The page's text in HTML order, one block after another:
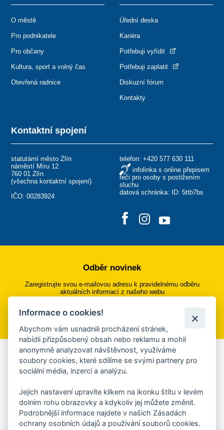
Kontaktní spojení
statutární město Zlín
náměstí Míru 12
760 01 Zlín
(všechna kontaktní spojení)
IČO: 00283924
telefon: +420 577 630 111
infolinka s online přepisem
řeči pro osoby s postižením
sluchu
datová schránka: ID: 5ttb7bs
O městě
Pro podnikatele
Pro občany
Kultura, sport a volný čas
Otevřená radnice
Úřední deska
Kariéra
Potřebuji vyřídit
Potřebuji zaplatit
Diskuzní fórum
Kontakty
Odběr novinek
Zaregistrujte svou e-mailovou adresu k pravidelnému odběru
aktuálních informací z našeho webu
Přihlásit se k odběru
Aplikace Mobilní rozhlas
Chcete dostávat do svého mobilu či mailu upozornění na
ankety, pozvánky na kulturní a sportovní akce?
Více informací o aplikaci
Informace o cookies!
Abychom vám usnadnili procházení stránek,
nabídli přizpůsobený obsah nebo reklamu a mohli
anonymně analyzovat návštěvnost, využíváme
soubory cookies, které sdílíme se svými partnery pro
sociální média, inzerci a analýzu.
Jejich nastavení upravíte klikem na ikonku štítu v levém
dolním rohu obrazovky a kdykoliv jej můžete změnit.
Podrobnější informace najdete v našich Zásadách
ochrany osobních údajů a používání souborů cookies.